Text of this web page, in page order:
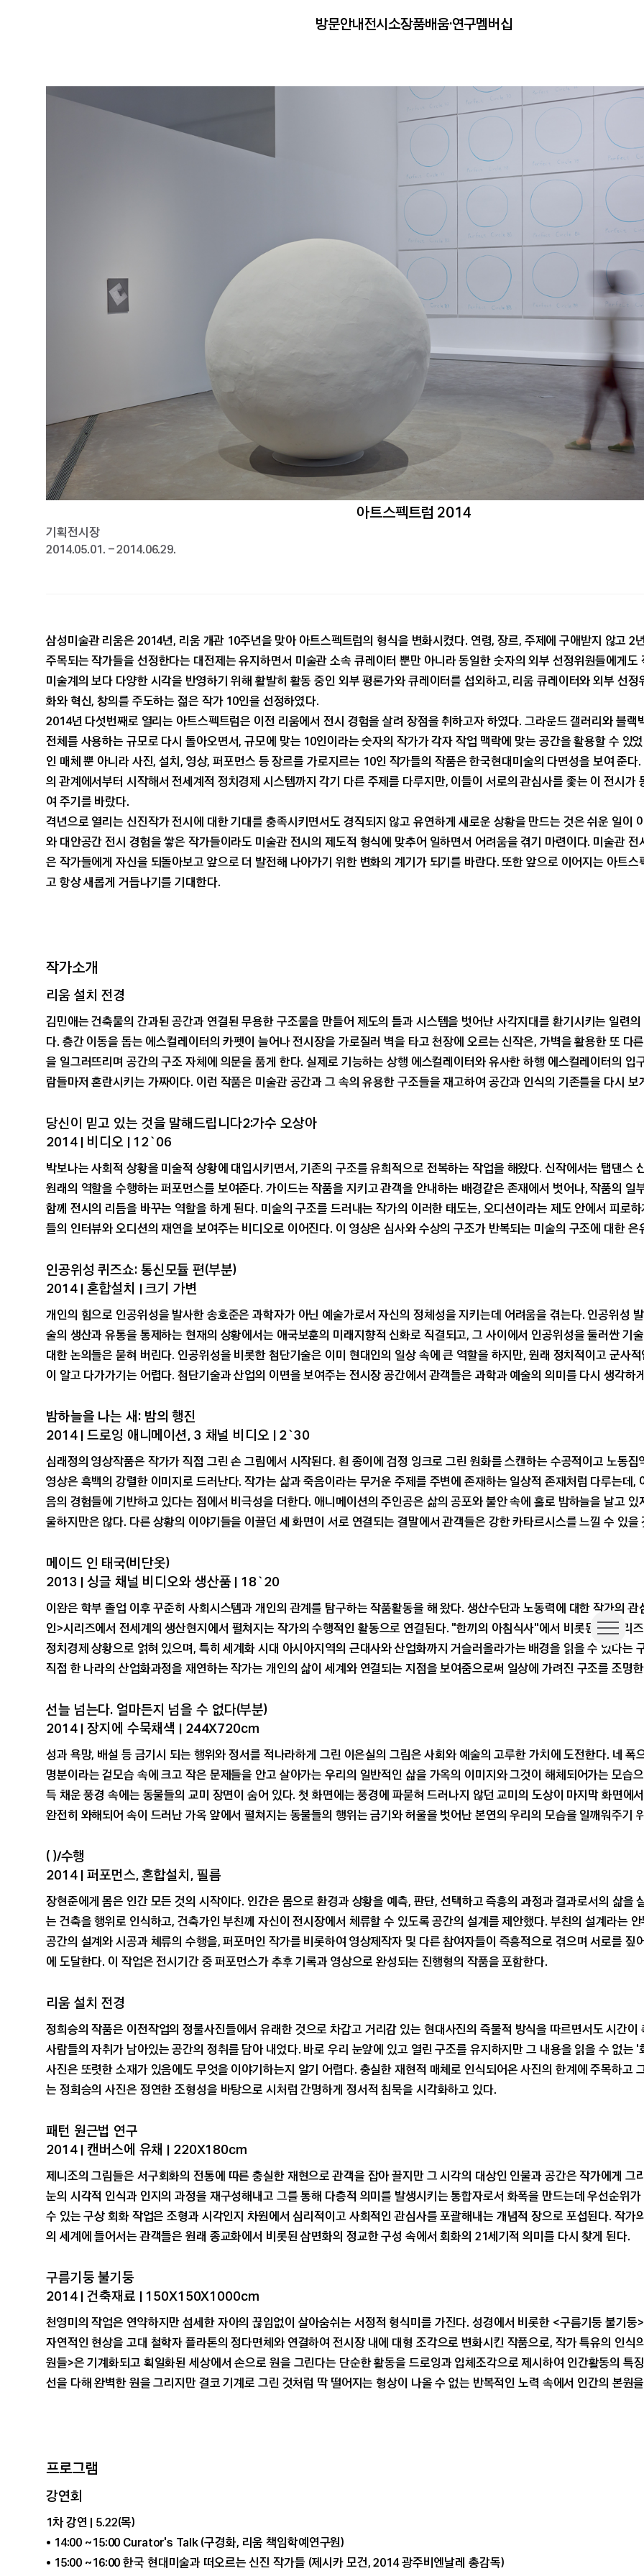
방문안내전시소장품배움·연구멤버십
보존
아카이브
영상·자료
뉴스레터
멤버십 공지
미술관 소개
공지
보도자료
아트스펙트럼 2014
기획전시장
2014.05.01. – 2014.06.29.
삼성미술관 리움은 2014년, 리움 개관 10주년을 맞아 아트스펙트럼의 형식을 변화시켰다. 연령, 장르, 주제에 구애받지 않고 2
주목되는 작가들을 선정한다는 대전제는 유지하면서 미술관 소속 큐레이터 뿐만 아니라 동일한 숫자의 외부 선정위원들에게도
미술계의 보다 다양한 시각을 반영하기 위해 활발히 활동 중인 외부 평론가와 큐레이터를 섭외하고, 리움 큐레이터와 외부 선
화와 혁신, 창의를 주도하는 젊은 작가 10인을 선정하였다.
2014년 다섯번째로 열리는 아트스펙트럼은 이전 리움에서 전시 경험을 살려 장점을 취하고자 하였다. 그라운드 갤러리와 블랙
전체를 사용하는 규모로 다시 돌아오면서, 규모에 맞는 10인이라는 숫자의 작가가 각자 작업 맥락에 맞는 공간을 활용할 수 있
인 매체 뿐 아니라 사진, 설치, 영상, 퍼포먼스 등 장르를 가로지르는 10인 작가들의 작품은 한국현대미술의 다면성을 보여 준
의 관계에서부터 시작해서 전세계적 정치경제 시스템까지 각기 다른 주제를 다루지만, 이들이 서로의 관심사를 좇는 이 전시가
여 주기를 바랐다.
격년으로 열리는 신진작가 전시에 대한 기대를 충족시키면서도 경직되지 않고 유연하게 새로운 상황을 만드는 것은 쉬운 일이
와 대안공간 전시 경험을 쌓은 작가들이라도 미술관 전시의 제도적 형식에 맞추어 일하면서 어려움을 겪기 마련이다. 미술관
은 작가들에게 자신을 되돌아보고 앞으로 더 발전해 나아가기 위한 변화의 계기가 되기를 바란다. 또한 앞으로 이어지는 아트
고 항상 새롭게 거듭나기를 기대한다.
작가소개
리움 설치 전경
김민애는 건축물의 간과된 공간과 연결된 무용한 구조물을 만들어 제도의 틀과 시스템을 벗어난 사각지대를 환기시키는 일련
다. 층간 이동을 돕는 에스컬레이터의 카펫이 늘어나 전시장을 가로질러 벽을 타고 천장에 오르는 신작은, 가벽을 활용한 또 다
을 일그러뜨리며 공간의 구조 자체에 의문을 품게 한다. 실제로 기능하는 상행 에스컬레이터와 유사한 하행 에스컬레이터의 입
람들마저 혼란시키는 가짜이다. 이런 작품은 미술관 공간과 그 속의 유용한 구조들을 재고하여 공간과 인식의 기존틀을 다시 보
당신이 믿고 있는 것을 말해드립니다2:가수 오상아
2014 | 비디오 | 12`06
박보나는 사회적 상황을 미술적 상황에 대입시키면서, 기존의 구조를 유희적으로 전복하는 작업을 해왔다. 신작에서는 탭댄스
원래의 역할을 수행하는 퍼포먼스를 보여준다. 가이드는 작품을 지키고 관객을 안내하는 배경같은 존재에서 벗어나, 작품의 일
함께 전시의 리듬을 바꾸는 역할을 하게 된다. 미술의 구조를 드러내는 작가의 이러한 태도는, 오디션이라는 제도 안에서 피로
들의 인터뷰와 오디션의 재연을 보여주는 비디오로 이어진다. 이 영상은 심사와 수상의 구조가 반복되는 미술의 구조에 대한 은
인공위성 퀴즈쇼: 통신모듈 편(부분)
2014 | 혼합설치 | 크기 가변
개인의 힘으로 인공위성을 발사한 송호준은 과학자가 아닌 예술가로서 자신의 정체성을 지키는데 어려움을 겪는다. 인공위성
술의 생산과 유통을 통제하는 현재의 상황에서는 애국보훈의 미래지향적 신화로 직결되고, 그 사이에서 인공위성을 둘러싼 기
대한 논의들은 묻혀 버린다. 인공위성을 비롯한 첨단기술은 이미 현대인의 일상 속에 큰 역할을 하지만, 원래 정치적이고 군사
이 알고 다가가기는 어렵다. 첨단기술과 산업의 이면을 보여주는 전시장 공간에서 관객들은 과학과 예술의 의미를 다시 생각하
밤하늘을 나는 새: 밤의 행진
2014 | 드로잉 애니메이션, 3 채널 비디오 | 2`30
심래정의 영상작품은 작가가 직접 그린 손 그림에서 시작된다. 흰 종이에 검정 잉크로 그린 원화를 스캔하는 수공적이고 노동
영상은 흑백의 강렬한 이미지로 드러난다. 작가는 삶과 죽음이라는 무거운 주제를 주변에 존재하는 일상적 존재처럼 다루는데,
음의 경험들에 기반하고 있다는 점에서 비극성을 더한다. 애니메이션의 주인공은 삶의 공포와 불안 속에 홀로 밤하늘을 날고
울하지만은 않다. 다른 상황의 이야기들을 이끌던 세 화면이 서로 연결되는 결말에서 관객들은 강한 카타르시스를 느낄 수 있을
메이드 인 태국(비단옷)
2013 | 싱글 채널 비디오와 생산품 | 18`20
이완은 학부 졸업 이후 꾸준히 사회시스템과 개인의 관계를 탐구하는 작품활동을 해 왔다. 생산수단과 노동력에 대한 작가의
인>시리즈에서 전세계의 생산현지에서 펼쳐지는 작가의 수행적인 활동으로 연결된다. "한끼의 아침식사"에서 비롯된 이 시리
정치경제 상황으로 얽혀 있으며, 특히 세계화 시대 아시아지역의 근대사와 산업화까지 거슬러올라가는 배경을 읽을 수 있다는
직접 한 나라의 산업화과정을 재연하는 작가는 개인의 삶이 세계와 연결되는 지점을 보여줌으로써 일상에 가려진 구조를 조명
선늘 넘는다. 얼마든지 넘을 수 없다(부분)
2014 | 장지에 수묵채색 | 244X720cm
성과 욕망, 배설 등 금기시 되는 행위와 정서를 적나라하게 그린 이은실의 그림은 사회와 예술의 고루한 가치에 도전한다. 네 폭
명분이라는 겉모습 속에 크고 작은 문제들을 안고 살아가는 우리의 일반적인 삶을 가옥의 이미지와 그것이 해체되어가는 모습
득 채운 풍경 속에는 동물들의 교미 장면이 숨어 있다. 첫 화면에는 풍경에 파묻혀 드러나지 않던 교미의 도상이 마지막 화면에
완전히 와해되어 속이 드러난 가옥 앞에서 펼쳐지는 동물들의 행위는 금기와 허울을 벗어난 본연의 우리의 모습을 일깨워주기
( )/수행
2014 | 퍼포먼스, 혼합설치, 필름
장현준에게 몸은 인간 모든 것의 시작이다. 인간은 몸으로 환경과 상황을 예측, 판단, 선택하고 즉흥의 과정과 결과로서의 삶을
는 건축을 행위로 인식하고, 건축가인 부친께 자신이 전시장에서 체류할 수 있도록 공간의 설계를 제안했다. 부친의 설계라는
공간의 설계와 시공과 체류의 수행을, 퍼포머인 작가를 비롯하여 영상제작자 및 다른 참여자들이 즉흥적으로 겪으며 서로를 짚
에 도달한다. 이 작업은 전시기간 중 퍼포먼스가 추후 기록과 영상으로 완성되는 진행형의 작품을 포함한다.
리움 설치 전경
정희승의 작품은 이전작업의 정물사진들에서 유래한 것으로 차갑고 거리감 있는 현대사진의 즉물적 방식을 따르면서도 시간이
사람들의 자취가 남아있는 공간의 정취를 담아 내었다. 바로 우리 눈앞에 있고 열린 구조를 유지하지만 그 내용을 읽을 수 없는
사진은 또렷한 소재가 있음에도 무엇을 이야기하는지 알기 어렵다. 충실한 재현적 매체로 인식되어온 사진의 한계에 주목하고
는 정희승의 사진은 정연한 조형성을 바탕으로 시처럼 간명하게 정서적 침묵을 시각화하고 있다.
패턴 원근법 연구
2014 | 캔버스에 유채 | 220X180cm
제니조의 그림들은 서구회화의 전통에 따른 충실한 재현으로 관객을 잡아 끌지만 그 시각의 대상인 인물과 공간은 작가에게 그
눈의 시각적 인식과 인지의 과정을 재구성해내고 그를 통해 다층적 의미를 발생시키는 통합자로서 화폭을 만드는데 우선순위
수 있는 구상 회화 작업은 조형과 시각인지 차원에서 심리적이고 사회적인 관심사를 포괄해내는 개념적 장으로 포섭된다. 작가
의 세계에 들어서는 관객들은 원래 종교화에서 비롯된 삼면화의 정교한 구성 속에서 회화의 21세기적 의미를 다시 찾게 된다.
구름기둥 불기둥
2014 | 건축재료 | 150X150X1000cm
천영미의 작업은 연약하지만 섬세한 자아의 끊임없이 살아숨쉬는 서정적 형식미를 가진다. 성경에서 비롯한 <구름기둥 불기둥
자연적인 현상을 고대 철학자 플라톤의 정다면체와 연결하여 전시장 내에 대형 조각으로 변화시킨 작품으로, 작가 특유의 인식
원들>은 기계화되고 획일화된 세상에서 손으로 원을 그린다는 단순한 활동을 드로잉과 입체조각으로 제시하여 인간활동의 특
선을 다해 완벽한 원을 그리지만 결코 기계로 그린 것처럼 딱 떨어지는 형상이 나올 수 없는 반복적인 노력 속에서 인간의 본원
프로그램
강연회
1차 강연 | 5.22(목)
• 14:00 ~15:00 Curator's Talk (구경화, 리움 책임학예연구원)
• 15:00 ~16:00 한국 현대미술과 떠오르는 신진 작가들 (제시카 모건, 2014 광주비엔날레 총감독)